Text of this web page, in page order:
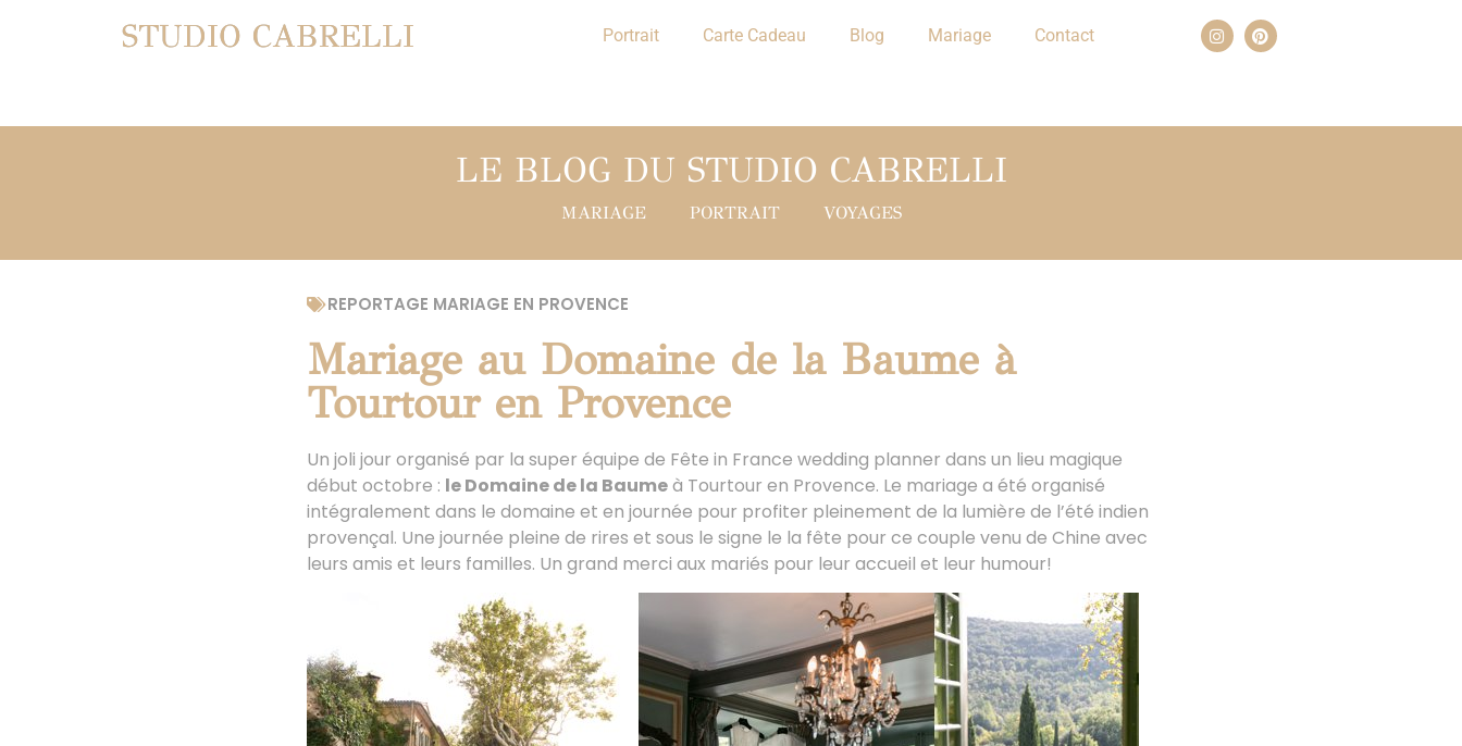
STUDIO CABRELLI Portrait Carte Cadeau Blog Mariage Contact
LE BLOG DU STUDIO CABRELLI
MARIAGE PORTRAIT VOYAGES
REPORTAGE MARIAGE EN PROVENCE
Mariage au Domaine de la Baume à
Tourtour en Provence
Un joli jour organisé par la super équipe de Fête in France wedding planner dans un lieu magique
début octobre : le Domaine de la Baumeà Tourtour en Provence. Le mariage a été organisé
intégralement dans le domaine et en journée pour profiter pleinement de la lumière de l’été indien
provençal. Une journée pleine de rires et sous le signe le la fête pour ce couple venu de Chine avec
leurs amis et leurs familles. Un grand merci aux mariés pour leur accueil et leur humour!